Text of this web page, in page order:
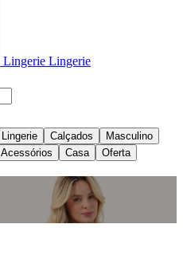
Lingerie Lingerie
Lingerie Calçados
Masculino
Acessórios Casa Oferta